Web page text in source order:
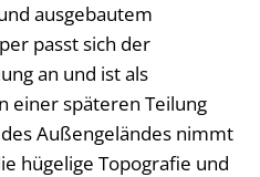
ausgebautem
passt sich der
an und ist als
einer späteren Teilung
Außengeländes nimmt
hügelige Topografie und